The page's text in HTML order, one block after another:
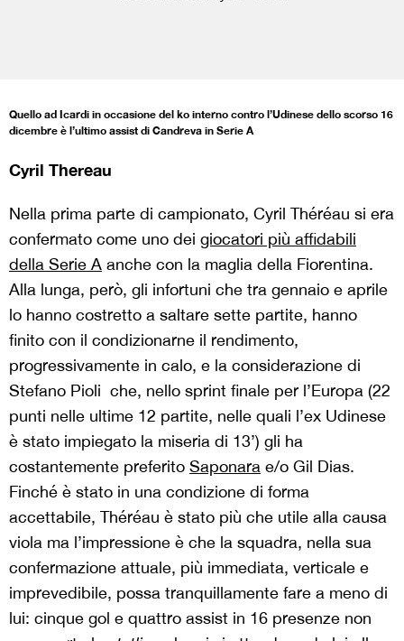
Quello ad Icardi in occasione del ko interno contro l’Udinese dello scorso 16
dicembre è l’ultimo assist di Candreva in Serie A
Cyril Thereau
Nella prima parte di campionato, Cyril Théréau si era
confermato come uno dei giocatori più affidabili
della Serie A anche con la maglia della Fiorentina.
Alla lunga, però, gli infortuni che tra gennaio e aprile
lo hanno costretto a saltare sette partite, hanno
finito con il condizionarne il rendimento,
progressivamente in calo, e la considerazione di
Stefano Pioli che, nello sprint finale per l’Europa (22
punti nelle ultime 12 partite, nelle quali l’ex Udinese
è stato impiegato la miseria di 13’) gli ha
costantemente preferito Saponara e/o Gil Dias.
Finché è stato in una condizione di forma
accettabile, Théréau è stato più che utile alla causa
viola ma l’impressione è che la squadra, nella sua
confermazione attuale, più immediata, verticale e
imprevedibile, possa tranquillamente fare a meno di
lui: cinque gol e quattro assist in 16 presenze non